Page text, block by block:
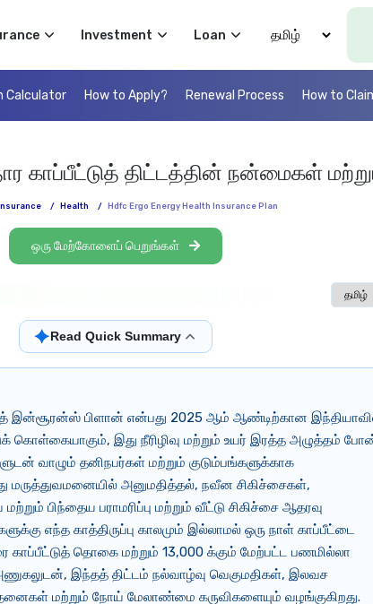
Investment Loan Select Language
Calculator How to Apply? Renewal Process How to
காப்பீட்டுத் திட்டத்தின் நன்மைகள்
Insurance / Health / Hdfc Ergo Energy Health Insurance Plan
ஒரு மேற்கோளைப் பெறுங்கள்
Select
✦Read Quick Summary
இன்சூரன்ஸ் பிளான் என்பது 2025 ஆம் ஆண்டிற்கான
கொள்கையாகும், இது நீரிழிவு மற்றும் உயர் இரத்த அழுத்தம்
வாழும் தனிநபர்கள் மற்றும் குடும்பங்களுக்காக
மருத்துவமனையில் அனுமதித்தல், நவீன சிகிச்சைகள்,
பிந்தைய பராமரிப்பு மற்றும் வீட்டு சிகிச்சை ஆதரவு
எந்த காத்திருப்பு காலமும் இல்லாமல் ஒரு நாள் காப்பீட்டை
காப்பீட்டுத் தொகை மற்றும் 13,000 க்கும் மேற்பட்ட பணமில்லா
இந்தத் திட்டம் நல்வாழ்வு வெகுமதிகள், இலவச
மற்றும் நோய் மேலாண்மை கருவிகளையும் வழங்குகிறது.